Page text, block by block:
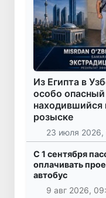
Из Египта в
особо опасный
розыске
23 июля 2026,
С 1 сентября
оплачивать
автобус
9 авг 2026,